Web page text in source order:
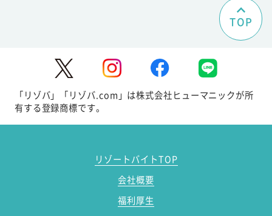
TOP
「リゾバ」「リゾバ.com」は株式会社ヒューマニックが所
有する登録商標です。
リゾートバイトTOP
会社概要
福利厚生